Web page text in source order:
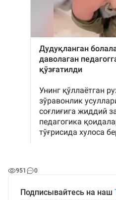
951 0
Подписывайтесь на наш